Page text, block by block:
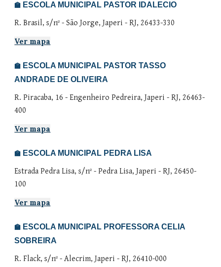
🏫 ESCOLA MUNICIPAL PASTOR IDALECIO
R. Brasil, s/nº - São Jorge, Japeri - RJ, 26433-330
Ver mapa
🏫 ESCOLA MUNICIPAL PASTOR TASSO
ANDRADE DE OLIVEIRA
R. Piracaba, 16 - Engenheiro Pedreira, Japeri - RJ, 26463-
400
Ver mapa
🏫 ESCOLA MUNICIPAL PEDRA LISA
Estrada Pedra Lisa, s/nº - Pedra Lisa, Japeri - RJ, 26450-
100
Ver mapa
🏫 ESCOLA MUNICIPAL PROFESSORA CELIA
SOBREIRA
R. Flack, s/nº - Alecrim, Japeri - RJ, 26410-000